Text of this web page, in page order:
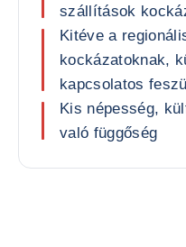
szállítások
Kitéve a
kockázatoknak,
kapcsolatos
Kis népesség,
való függőség